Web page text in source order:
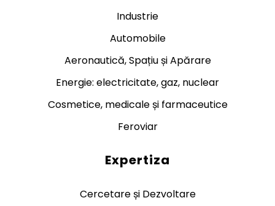
Industrie
Automobile
Aeronautică, Spațiu și Apărare
Energie: electricitate, gaz, nuclear
Cosmetice, medicale și farmaceutice
Feroviar
Expertiza
Cercetare și Dezvoltare